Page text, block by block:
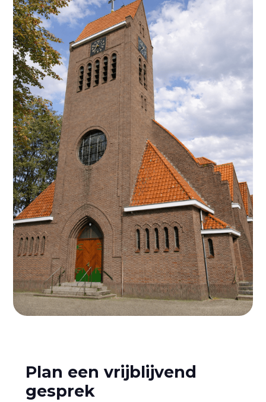
Plan een vrijblijvend
gesprek